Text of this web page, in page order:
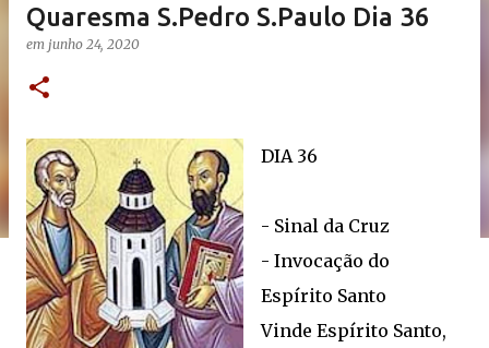
Quaresma S.Pedro S.Paulo Dia 36
em junho 24, 2020
DIA 36
- Sinal da Cruz
- Invocação do
Espírito Santo
Vinde Espírito Santo,